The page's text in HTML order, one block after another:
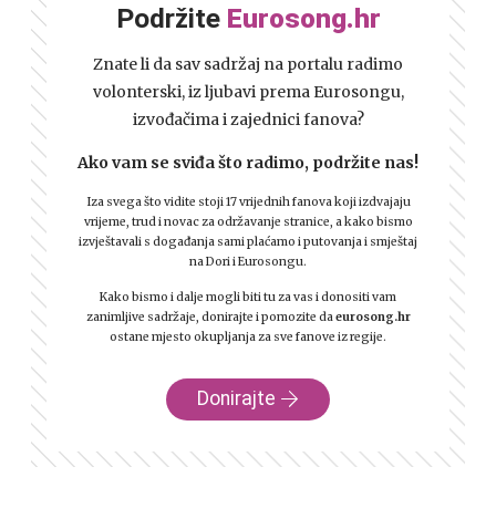
Podržite Eurosong.hr
Znate li da sav sadržaj na portalu radimo
volonterski, iz ljubavi prema Eurosongu,
izvođačima i zajednici fanova?
Ako vam se sviđa što radimo, podržite nas!
Iza svega što vidite stoji 17 vrijednih fanova koji izdvajaju
vrijeme, trud i novac za održavanje stranice, a kako bismo
izvještavali s događanja sami plaćamo i putovanja i smještaj
na Dori i Eurosongu.
Kako bismo i dalje mogli biti tu za vas i donositi vam
zanimljive sadržaje, donirajte i pomozite da eurosong.hr
ostane mjesto okupljanja za sve fanove iz regije.
Donirajte